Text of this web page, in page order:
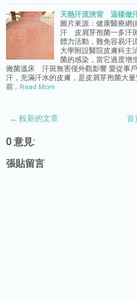
天熱汗流浹背 這樣做
圖片來源：健康醫療網
汗 皮屑芽孢菌一多汗
體力活動，難免容易汗
大學附設醫院皮膚科主
菌的感染，當它過度增
黴菌溫床 汗斑無害僅外觀影響 愛從事
汗，充滿汗水的皮膚，是皮屑芽孢菌大
前…
Read More
← 較新的文章 首
0 意見:
張貼留言